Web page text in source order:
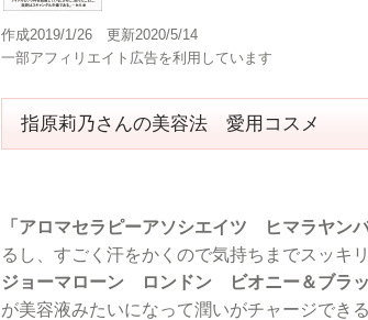
作成2019/1/26 更新2020/5/14
一部アフィリエイト広告を利用しています
指原莉乃さんの美容法 愛用コスメ
「アロマセラピーアソシエイツ ヒマラヤン
るし、すごく汗をかくので気持ちまでスッキリ
ジョーマローン ロンドン ビオニー＆ブラ
が美容液みたいになって潤いがチャージでき